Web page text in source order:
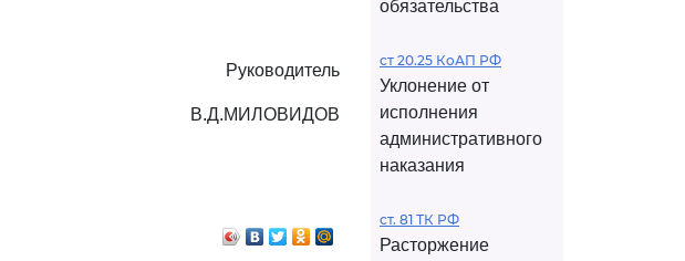
Руководитель
В.Д.МИЛОВИДОВ
обязательства
ст 20.25 КоАП РФ
Уклонение от
исполнения
административного
наказания
ст. 81 ТК РФ
Расторжение